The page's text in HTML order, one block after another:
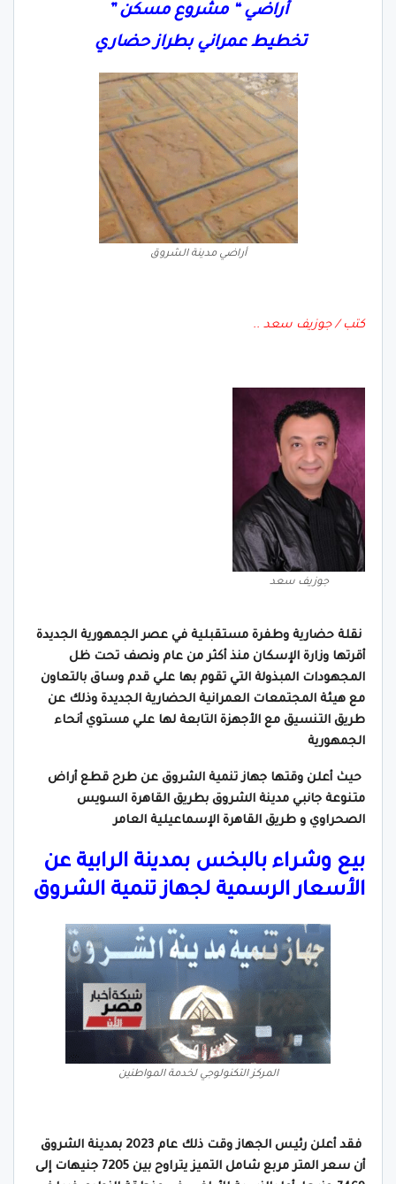
أراضي “ مشروع مسكن ”
تخطيط عمراني بطراز حضاري
أراضي مدينة الشروق
كتب / جوزيف سعد ..
جوزيف سعد
نقلة حضارية وطفرة مستقبلية في عصر الجمهورية الجديدة
أقرتها وزارة الإسكان منذ أكثر من عام ونصف تحت ظل
المجهودات المبذولة التي تقوم بها علي قدم وساق بالتعاون
مع هيئة المجتمعات العمرانية الحضارية الجديدة وذلك عن
طريق التنسيق مع الأجهزة التابعة لها علي مستوي أنحاء
الجمهورية
حيث أعلن وقتها جهاز تنمية الشروق عن طرح قطع أراض
متنوعة جانبي مدينة الشروق بطريق القاهرة السويس
الصحراوي و طريق القاهرة الإسماعيلية العامر
بيع وشراء بالبخس بمدينة الرابية عن
الأسعار الرسمية لجهاز تنمية الشروق
المركز التكنولوجي لخدمة المواطنين
فقد أعلن رئيس الجهاز وقت ذلك عام 2023 بمدينة الشروق
أن سعر المتر مربع شامل التميز يتراوح بين 7205 جنيهات إلى